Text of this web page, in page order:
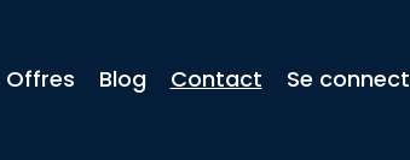
Offres Blog Contact Se